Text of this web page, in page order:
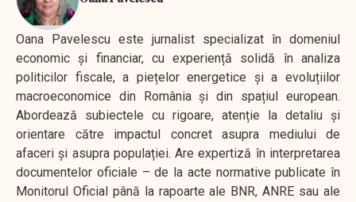
Oana Pavelescu este jurnalist specializat în domeniul
economic și financiar, cu experiență solidă în analiza
politicilor fiscale, a piețelor energetice și a evoluțiilor
macroeconomice din România și din spațiul european.
Abordează subiectele cu rigoare, atenție la detaliu și
orientare către impactul concret asupra mediului de
afaceri și asupra populației. Are expertiză în interpretarea
documentelor oficiale – de la acte normative publicate în
Monitorul Oficial până la rapoarte ale BNR, ANRE sau ale